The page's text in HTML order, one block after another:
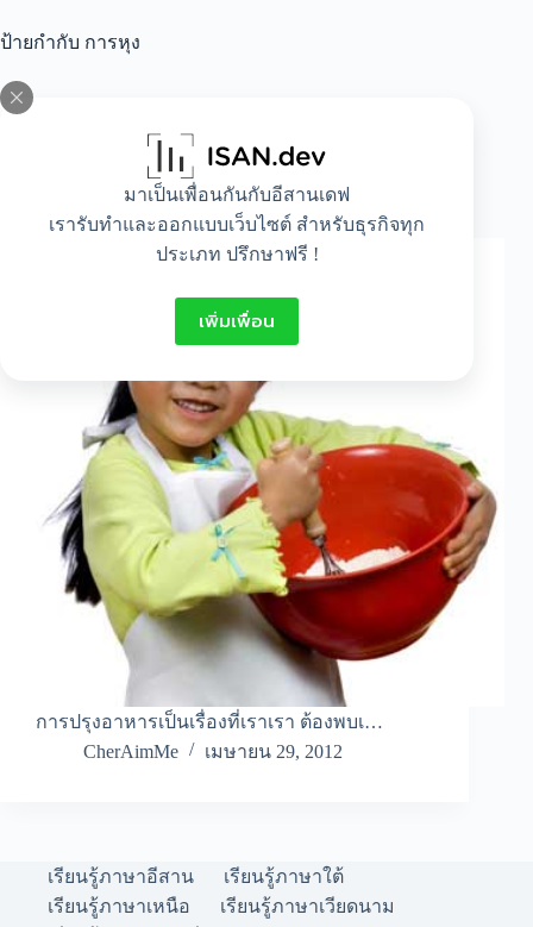
มาเป็นเพื่อนกันกับอีสานเดฟ
เรารับทำและออกแบบเว็บไซต์ สำหรับธุรกิจทุก
ประเภท ปรึกษาฟรี !
เพิ่มเพื่อน
ป้ายกำกับ การหุง
Food Idea
ความหมายในการปรุงอาหาร
การปรุงอาหารเป็นเรื่องที่เราเรา ต้องพบเ…
CherAimMe
เมษายน 29, 2012
เรียนรู้ภาษาอีสาน
เรียนรู้ภาษาใต้
เรียนรู้ภาษาเหนือ
เรียนรู้ภาษาเวียดนาม